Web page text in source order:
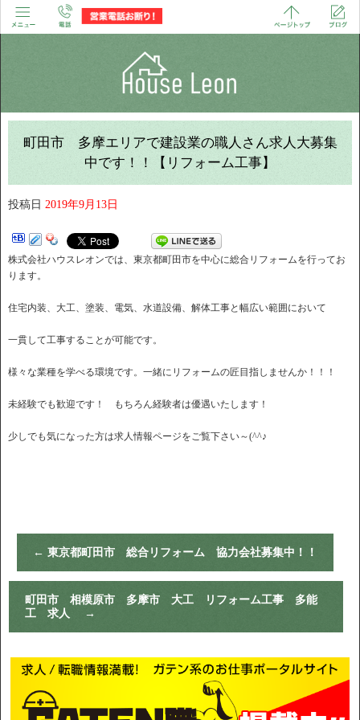
町田市 多摩エリアで建設業の職人さん求人大募集
中です！！【リフォーム工事】
投稿日 2019年9月13日
株式会社ハウスレオンでは、東京都町田市を中心に総合リフォームを行ってお
ります。
住宅内装、大工、塗装、電気、水道設備、解体工事と幅広い範囲において
一貫して工事することが可能です。
様々な業種を学べる環境です。一緒にリフォームの匠目指しませんか！！！
未経験でも歓迎です！ もちろん経験者は優遇いたします！
少しでも気になった方は求人情報ページをご覧下さい～(^^♪
← 東京都町田市 総合リフォーム 協力会社募集中！！
町田市 相模原市 多摩市 大工 リフォーム工事 多能
工 求人
→